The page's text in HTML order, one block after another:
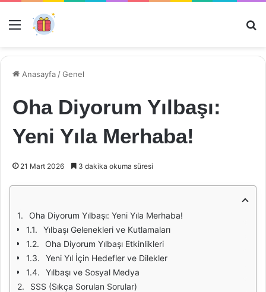
Menü
Anasayfa /Genel
Oha Diyorum Yılbaşı:
Yeni Yıla Merhaba!
21 Mart 2026 3 dakika okuma süresi
Oha Diyorum Yılbaşı: Yeni Yıla Merhaba!
Yılbaşı Gelenekleri ve Kutlamaları
Oha Diyorum Yılbaşı Etkinlikleri
Yeni Yıl İçin Hedefler ve Dilekler
Yılbaşı ve Sosyal Medya
SSS (Sıkça Sorulan Sorular)